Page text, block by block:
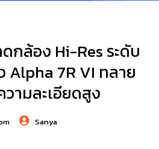
กล้อง Hi-Res ระดับ
Alpha 7R VI ทลาย
ามละเอียดสูง
Sanya